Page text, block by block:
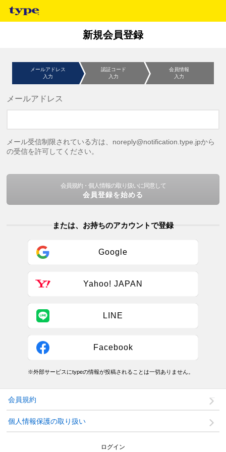
新規会員登録
メールアドレス
入力
認証コード
入力
会員情報
入力
メールアドレス
メール受信制限されている方は、noreply@notification.type.jpから
の受信を許可してください。
会員規約・個人情報の取り扱いに同意して
会員登録を始める
または、お持ちのアカウントで登録
Google
Yahoo! JAPAN
LINE
Facebook
※外部サービスにtypeの情報が投稿されることは一切ありません。
会員規約
個人情報保護の取り扱い
ログイン